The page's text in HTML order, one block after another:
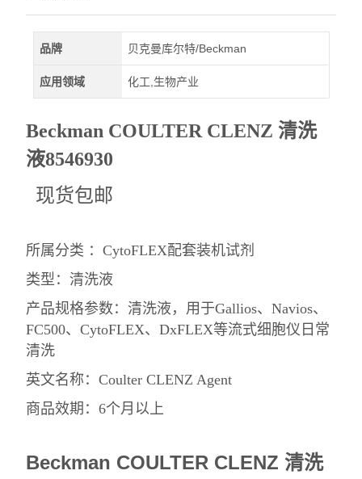
品牌 贝克曼库尔特/Beckman
应用领域 化工,生物产业
Beckman COULTER CLENZ 清洗
液8546930
现货包邮
所属分类 ：CytoFLEX配套装机试剂
类型：清洗液
产品规格参数：清洗液，用于Gallios、Navios、
FC500、CytoFLEX、DxFLEX等流式细胞仪日常
清洗
英文名称：Coulter CLENZ Agent
商品效期：6个月以上
Beckman COULTER CLENZ 清洗